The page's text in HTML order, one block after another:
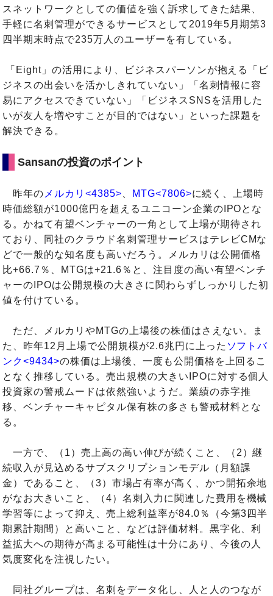
スネットワークとしての価値を強く訴求してきた結果、
手軽に名刺管理ができるサービスとして2019年5月期第3
四半期末時点で235万人のユーザーを有している。
「Eight」の活用により、ビジネスパーソンが抱える「ビ
ジネスの出会いを活かしきれていない」「名刺情報に容
易にアクセスできていない」「ビジネスSNSを活用した
いが友人を増やすことが目的ではない」といった課題を
解決できる。
Sansanの投資のポイント
昨年の メルカリ<4385> MTG<7806>に続く、上場時
時価総額が1000億円を超えるユニコーン企業のIPOとな
る。かねて有望ベンチャーの一角として上場が期待され
ており、同社のクラウド名刺管理サービスはテレビCMな
どで一般的な知名度も高いだろう。メルカリは公開価格
比+66.7％、MTGは+21.6％と、注目度の高い有望ベンチ
ャーのIPOは公開規模の大きさに関わらずしっかりした初
値を付けている。
ただ、メルカリやMTGの上場後の株価はさえない。ま
た、昨年12月上場で公開規模が2.6兆円に上った ソフトバ
ンク<9434>の株価は上場後、一度も公開価格を上回るこ
となく推移している。売出規模の大きいIPOに対する個人
投資家の警戒ムードは依然強いようだ。業績の赤字推
移、ベンチャーキャピタル保有株の多さも警戒材料とな
る。
一方で、（1）売上高の高い伸びが続くこと、（2）継
続収入が見込めるサブスクリプションモデル（月額課
金）であること、（3）市場占有率が高く、かつ開拓余地
がなお大きいこと、（4）名刺入力に関連した費用を機械
学習等によって抑え、売上総利益率が84.0％（今第3四半
期累計期間）と高いこと、などは評価材料。黒字化、利
益拡大への期待が高まる可能性は十分にあり、今後の人
気度変化を注視したい。
同社グループは、名刺をデータ化し、人と人のつなが